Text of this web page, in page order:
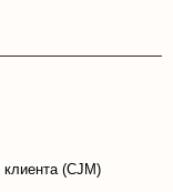
клиента (CJM)